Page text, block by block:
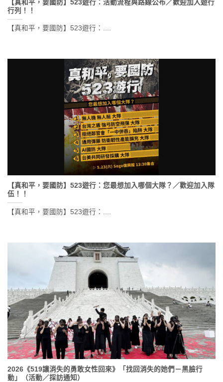
【真和平，要國防】523遊行：活動流程與路線公布／歡迎加入遊行
行列！！
【真和平，要國防】523遊行：....
【真和平，要國防】523遊行：您最想加入哪個大隊？／歡迎加入隊
伍！！
【真和平，要國防】523遊行：....
2026《519讓消失的勇敢女性回來》「找回消失的她們－黑臉行
動」（活動／採訪通知）